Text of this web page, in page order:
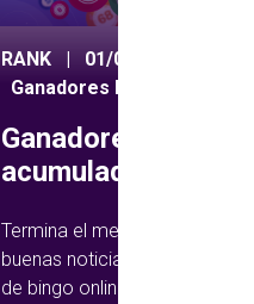
RANK | 01/09/2020
Ganadores Botes
Ganadores botes
acumulados
Termina el mes de agosto
buenas noticias para los
de bingo online. Sobre todo